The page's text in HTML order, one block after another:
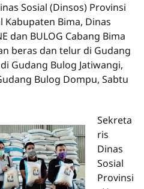
Sosial (Dinsos) Provinsi
Kabupaten Bima, Dinas
dan BULOG Cabang Bima
beras dan telur di Gudang
Gudang Bulog Jatiwangi,
Bulog Dompu, Sabtu
Sekreta
ris
Dinas
Sosial
Provinsi